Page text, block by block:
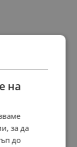
на
за да
до